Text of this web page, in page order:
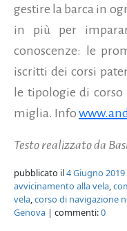
gestire la barca in
in più per
conoscenze: le
iscritti dei corsi
le tipologie di corso
miglia. Info
Testo realizzato da
pubblicato il4 Giugno 2019
avvicinamento alla vela,
vela,corso di navigazione
Genova | commenti:0